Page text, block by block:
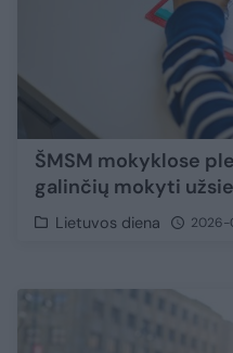
ŠMSM mokyklose
galinčių mokyti
Lietuvos diena 2026-